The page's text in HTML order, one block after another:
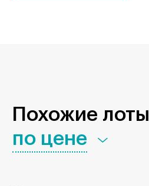
Похожие лоты
по цене